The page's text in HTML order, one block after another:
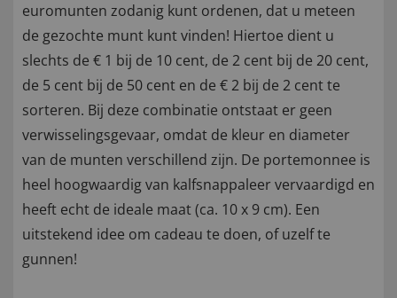
euromunten zodanig kunt ordenen, dat u meteen
de gezochte munt kunt vinden! Hiertoe dient u
slechts de € 1 bij de 10 cent, de 2 cent bij de 20 cent,
de 5 cent bij de 50 cent en de € 2 bij de 2 cent te
sorteren. Bij deze combinatie ontstaat er geen
verwisselingsgevaar, omdat de kleur en diameter
van de munten verschillend zijn. De portemonnee is
heel hoogwaardig van kalfsnappaleer vervaardigd en
heeft echt de ideale maat (ca. 10 x 9 cm). Een
uitstekend idee om cadeau te doen, of uzelf te
gunnen!